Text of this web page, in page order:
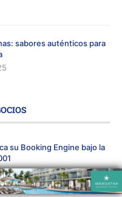
sabores auténticos para
su Booking Engine bajo la